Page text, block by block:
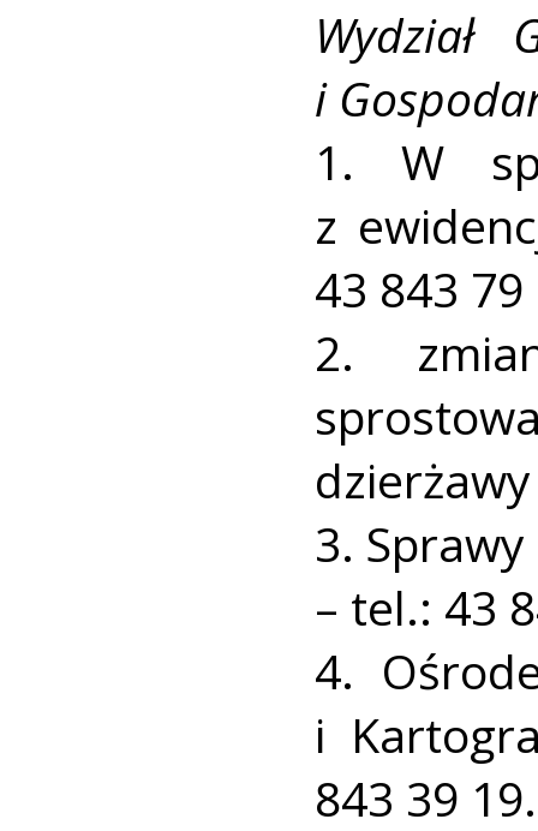
Wydział
i
1. W
z
43 843 79
2.
3.
– tel.: 43
4.
i
843 39 19.